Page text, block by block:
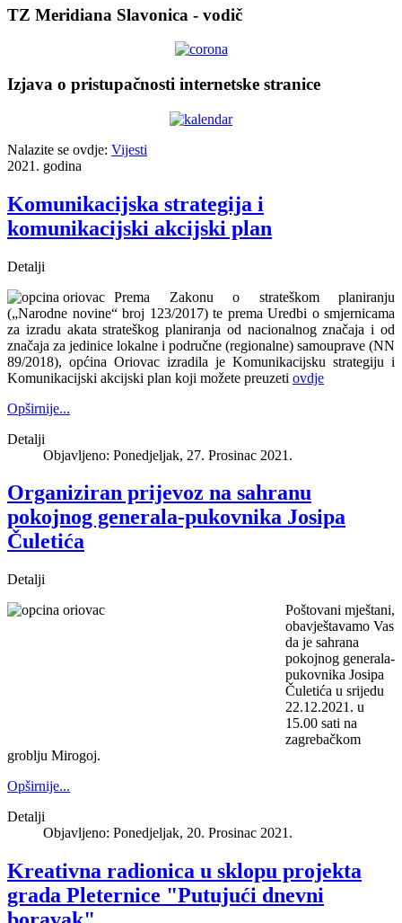
TZ Meridiana Slavonica - vodič
Izjava o pristupačnosti internetske stranice
Nalazite se ovdje: Vijesti
2021. godina
Komunikacijska strategija i
komunikacijski akcijski plan
Detalji
Prema Zakonu o strateškom planiranju
(„Narodne novine“ broj 123/2017) te prema Uredbi o smjernicama
za izradu akata strateškog planiranja od nacionalnog značaja i od
značaja za jedinice lokalne i područne (regionalne) samouprave (NN
89/2018), općina Oriovac izradila je Komunikacijsku strategiju i
Komunikacijski akcijski plan koji možete preuzeti ovdje
Opširnije...
Detalji
Objavljeno: Ponedjeljak, 27. Prosinac 2021.
Organiziran prijevoz na sahranu
pokojnog generala-pukovnika Josipa
Čuletića
Detalji
Poštovani mještani,
obavještavamo Vas
da je sahrana
pokojnog generala-
pukovnika Josipa
Čuletića u srijedu
22.12.2021. u
15.00 sati na
zagrebačkom
groblju Mirogoj.
Opširnije...
Detalji
Objavljeno: Ponedjeljak, 20. Prosinac 2021.
Kreativna radionica u sklopu projekta
grada Pleternice "Putujući dnevni